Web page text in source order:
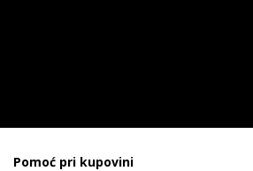
Pomoć pri kupovini